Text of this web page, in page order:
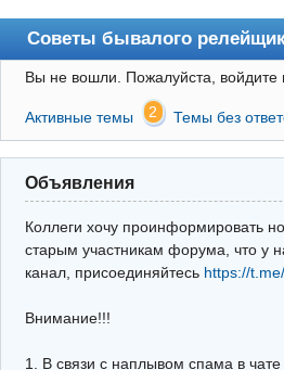
Советы бывалого
Форум
Правила
Поиск
Регистрация
Архив
Почта
Поиск релейщика
Вы не вошли. Пожалуйста, войдите
Активные темы 2 Темы без
Объявления
Коллеги хочу проинформировать
старым участникам форума, что у
канал, присоединяйтесь https://
Внимание!!!
1. В связи с наплывом спама в